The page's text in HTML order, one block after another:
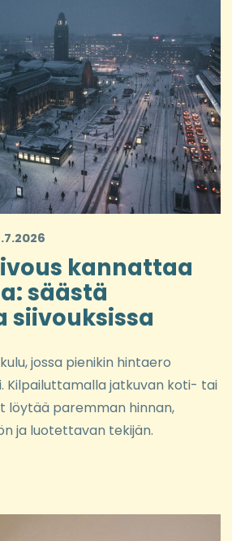
kannattaa
säästä
siivouksissa
jossa pienikin hintaero
Kilpailuttamalla jatkuvan koti- tai
löytää paremman hinnan,
ja luotettavan tekijän.